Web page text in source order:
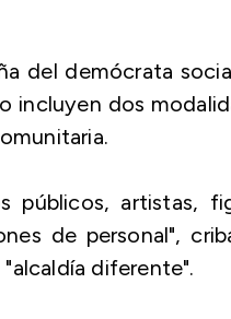
del demócrata
incluyen dos
públicos, artistas,
de personal",
diferente".